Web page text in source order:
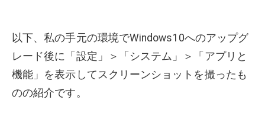
以下、私の手元の環境でWindows10へのアップグ
レード後に「設定」＞「システム」＞「アプリと
機能」を表示してスクリーンショットを撮ったも
のの紹介です。